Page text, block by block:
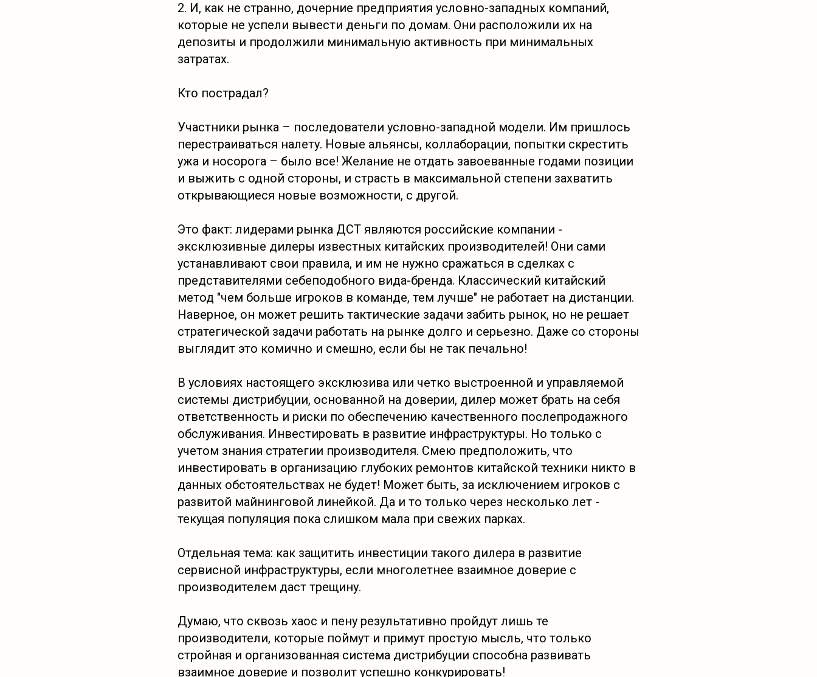
2. И, как не странно, дочерние предприятия условно-западных компаний,
которые не успели вывести деньги по домам. Они расположили их на
депозиты и продолжили минимальную активность при минимальных
затратах.
Кто пострадал?
Участники рынка – последователи условно-западной модели. Им пришлось
перестраиваться налету. Новые альянсы, коллаборации, попытки скрестить
ужа и носорога – было все! Желание не отдать завоеванные годами позиции
и выжить с одной стороны, и страсть в максимальной степени захватить
открывающиеся новые возможности, с другой.
Это факт: лидерами рынка ДСТ являются российские компании -
эксклюзивные дилеры известных китайских производителей! Они сами
устанавливают свои правила, и им не нужно сражаться в сделках с
представителями себеподобного вида-бренда. Классический китайский
метод "чем больше игроков в команде, тем лучше" не работает на дистанции.
Наверное, он может решить тактические задачи забить рынок, но не решает
стратегической задачи работать на рынке долго и серьезно. Даже со стороны
выглядит это комично и смешно, если бы не так печально!
В условиях настоящего эксклюзива или четко выстроенной и управляемой
системы дистрибуции, основанной на доверии, дилер может брать на себя
ответственность и риски по обеспечению качественного послепродажного
обслуживания. Инвестировать в развитие инфраструктуры. Но только с
учетом знания стратегии производителя. Смею предположить, что
инвестировать в организацию глубоких ремонтов китайской техники никто в
данных обстоятельствах не будет! Может быть, за исключением игроков с
развитой майнинговой линейкой. Да и то только через несколько лет -
текущая популяция пока слишком мала при свежих парках.
Отдельная тема: как защитить инвестиции такого дилера в развитие
сервисной инфраструктуры, если многолетнее взаимное доверие с
производителем даст трещину.
Думаю, что сквозь хаос и пену результативно пройдут лишь те
производители, которые поймут и примут простую мысль, что только
стройная и организованная система дистрибуции способна развивать
взаимное доверие и позволит успешно конкурировать!